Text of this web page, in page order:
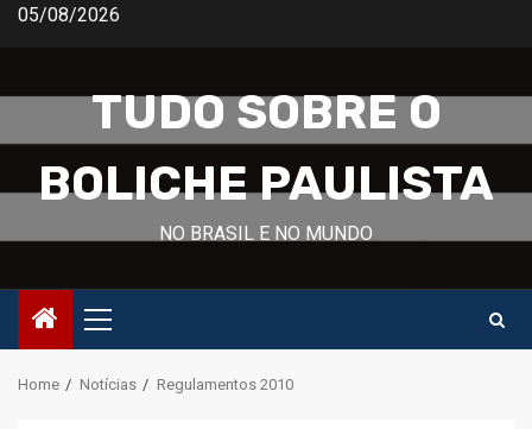
Skip05/08/2026
TUDO SOBRE O
BOLICHE PAULISTA
NO BRASIL E NO MUNDO
Primary
Menu
Home Notícias Regulamentos 2010